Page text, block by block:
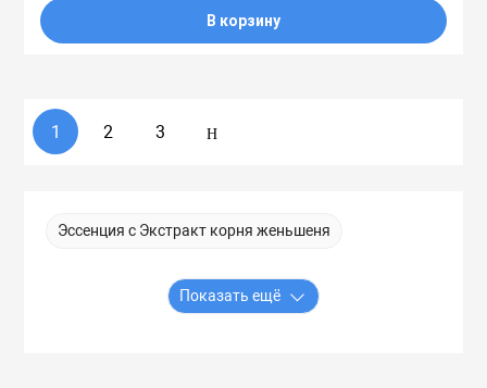
В корзину
1 2 3
Эссенция с Экстракт корня женьшеня
Показать ещё